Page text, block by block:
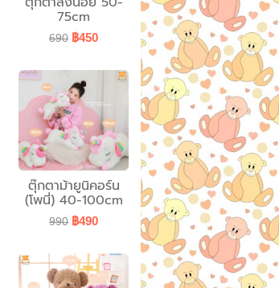
75cm
690 ฿450
ตุ๊กตาม้ายูนิคอร์น
(โพนี่) 40-100cm
990 ฿490